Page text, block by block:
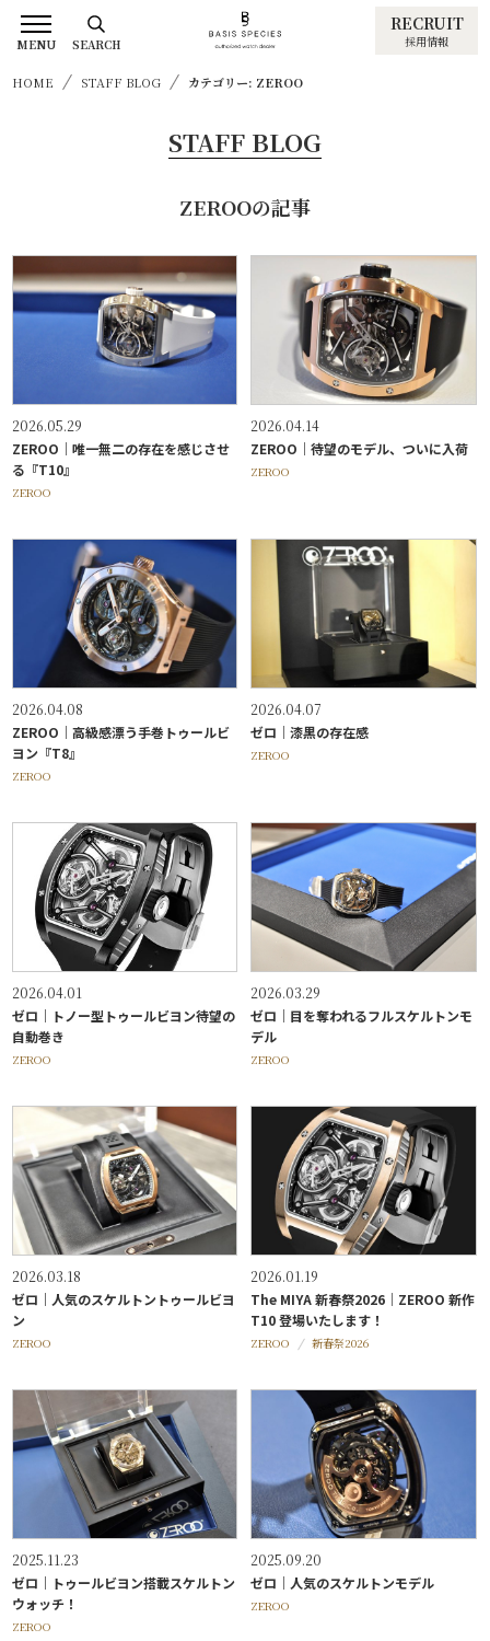
RECRUIT
採用情報
HOME STAFF BLOG カテゴリー: ZEROO
STAFF BLOG
ZEROOの記事
2026.05.29
ZEROO｜唯一無二の存在を感じさせ
る『T10』
ZEROO
2026.04.14
ZEROO｜待望のモデル、ついに入荷
ZEROO
2026.04.08
ZEROO｜高級感漂う手巻トゥールビ
ヨン『T8』
ZEROO
2026.04.07
ゼロ｜漆黒の存在感
ZEROO
2026.04.01
ゼロ｜トノー型トゥールビヨン待望の
自動巻き
ZEROO
2026.03.29
ゼロ｜目を奪われるフルスケルトンモ
デル
ZEROO
2026.03.18
ゼロ｜人気のスケルトントゥールビヨ
ン
ZEROO
2026.01.19
The MIYA 新春祭2026｜ZEROO 新作
T10 登場いたします！
ZEROO 新春祭2026
2025.11.23
ゼロ｜トゥールビヨン搭載スケルトン
ウォッチ！
ZEROO
2025.09.20
ゼロ｜人気のスケルトンモデル
ZEROO
MENU SEARCH